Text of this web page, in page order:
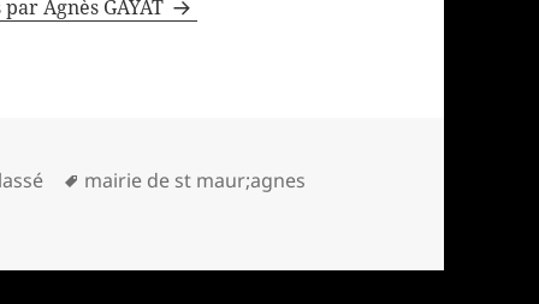
Agnès GAYAT
Mots-
mairie de st maur;agnes